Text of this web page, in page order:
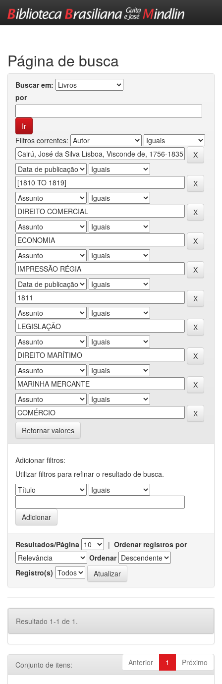
Página de busca
Buscar em:
por
Filtros correntes:
Retornar valores
Adicionar filtros:
Utilizar filtros para refinar o resultado de busca.
Resultados/Página | Ordenar registros por
Ordenar
Registro(s)
Resultado 1-1 de 1.
Anterior 1 Próximo
Conjunto de itens: